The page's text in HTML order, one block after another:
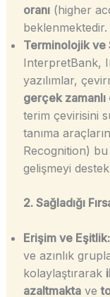
oranı(higher
beklenmektedir.
Terminolojik ve
InterpretBank,
yazılımlar,
gerçek zamanlı
terim çevirisini
tanıma
Recognition) bu
gelişmeyi
2. Sağladığı
Erişim ve Eşitlik:
ve azınlık
kolaylaştırarak
azaltmaktave